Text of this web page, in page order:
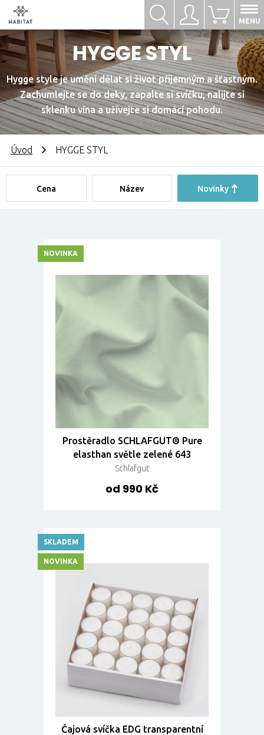
Přihlásit se
HYGGE STYL
Hygge style je umění dělat si život příjemným a šťastným.
Zachumlejte se do deky, zapalte si svíčku, nalijte si
sklenku vína a užívejte si domácí pohodu.
0
MENU
Hledat
Úvod HYGGE STYL
Cena Název Novinky
Prostěradlo SCHLAFGUT® Pure
elasthan světle zelené 643
Schlafgut
od 990 Kč
NOVINKA
Čajová svíčka EDG transparentní
SKLADEM
NOVINKA